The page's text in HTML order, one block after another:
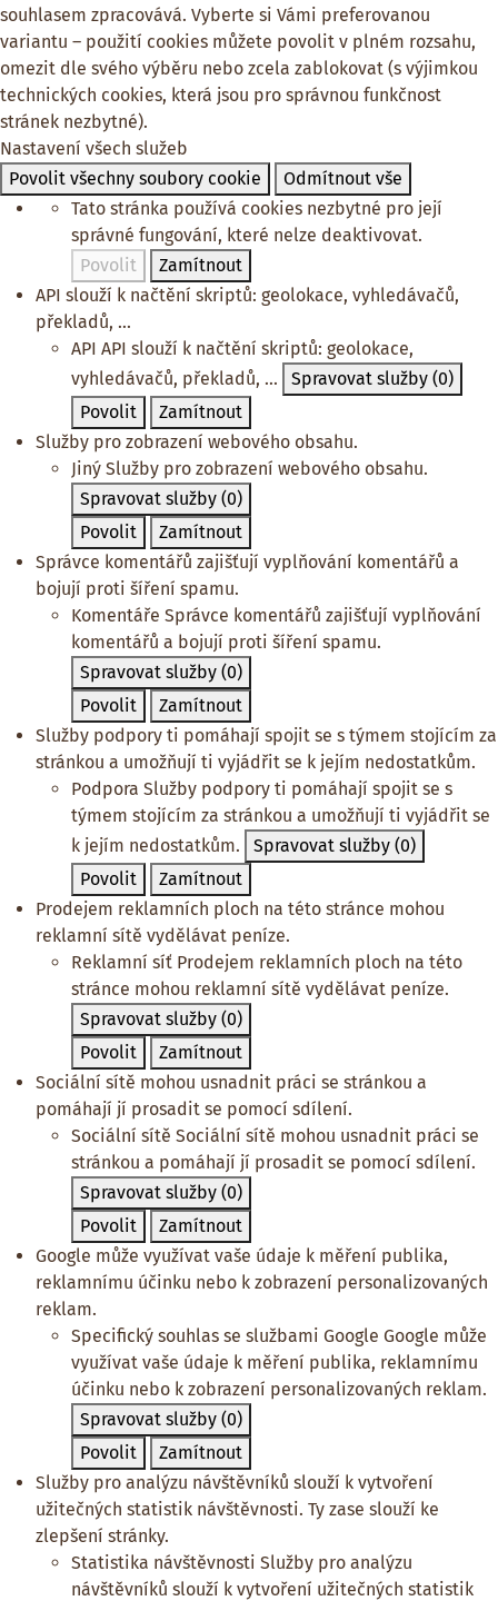
souhlasem zpracovává. Vyberte si Vámi preferovanou
variantu – použití cookies můžete povolit v plném rozsahu,
omezit dle svého výběru nebo zcela zablokovat (s výjimkou
technických cookies, která jsou pro správnou funkčnost
stránek nezbytné).
Nastavení všech služeb
Povolit všechny soubory cookie
Odmítnout vše
Tato stránka používá cookies nezbytné pro její
správné fungování, které nelze deaktivovat.
Povolit
Zamítnout
API slouží k načtění skriptů: geolokace, vyhledávačů,
překladů, ...
API API slouží k načtění skriptů: geolokace,
vyhledávačů, překladů, ...
Spravovat služby (0)
Povolit
Zamítnout
Služby pro zobrazení webového obsahu.
Jiný Služby pro zobrazení webového obsahu.
Spravovat služby (0)
Povolit
Zamítnout
Správce komentářů zajišťují vyplňování komentářů a
bojují proti šíření spamu.
Komentáře Správce komentářů zajišťují vyplňování
komentářů a bojují proti šíření spamu.
Spravovat služby (0)
Povolit
Zamítnout
Služby podpory ti pomáhají spojit se s týmem stojícím za
stránkou a umožňují ti vyjádřit se k jejím nedostatkům.
Podpora Služby podpory ti pomáhají spojit se s
týmem stojícím za stránkou a umožňují ti vyjádřit se
k jejím nedostatkům.
Spravovat služby (0)
Povolit
Zamítnout
Prodejem reklamních ploch na této stránce mohou
reklamní sítě vydělávat peníze.
Reklamní síť Prodejem reklamních ploch na této
stránce mohou reklamní sítě vydělávat peníze.
Spravovat služby (0)
Povolit
Zamítnout
Sociální sítě mohou usnadnit práci se stránkou a
pomáhají jí prosadit se pomocí sdílení.
Sociální sítě Sociální sítě mohou usnadnit práci se
stránkou a pomáhají jí prosadit se pomocí sdílení.
Spravovat služby (0)
Povolit
Zamítnout
Google může využívat vaše údaje k měření publika,
reklamnímu účinku nebo k zobrazení personalizovaných
reklam.
Specifický souhlas se službami Google Google může
využívat vaše údaje k měření publika, reklamnímu
účinku nebo k zobrazení personalizovaných reklam.
Spravovat služby (0)
Povolit
Zamítnout
Služby pro analýzu návštěvníků slouží k vytvoření
užitečných statistik návštěvnosti. Ty zase slouží ke
zlepšení stránky.
Statistika návštěvnosti Služby pro analýzu
návštěvníků slouží k vytvoření užitečných statistik